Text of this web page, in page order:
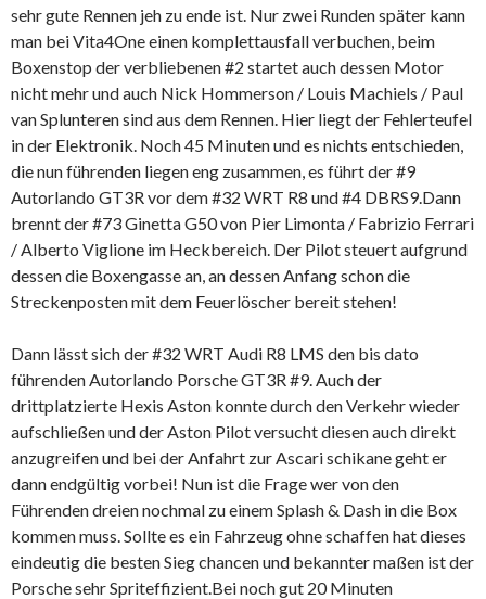
sehr gute Rennen jeh zu ende ist. Nur zwei Runden später kann
man bei Vita4One einen komplettausfall verbuchen, beim
Boxenstop der verbliebenen #2 startet auch dessen Motor
nicht mehr und auch Nick Hommerson / Louis Machiels / Paul
van Splunteren sind aus dem Rennen. Hier liegt der Fehlerteufel
in der Elektronik. Noch 45 Minuten und es nichts entschieden,
die nun führenden liegen eng zusammen, es führt der #9
Autorlando GT3R vor dem #32 WRT R8 und #4 DBRS9.Dann
brennt der #73 Ginetta G50 von Pier Limonta / Fabrizio Ferrari
/ Alberto Viglione im Heckbereich. Der Pilot steuert aufgrund
dessen die Boxengasse an, an dessen Anfang schon die
Streckenposten mit dem Feuerlöscher bereit stehen!
Dann lässt sich der #32 WRT Audi R8 LMS den bis dato
führenden Autorlando Porsche GT3R #9. Auch der
drittplatzierte Hexis Aston konnte durch den Verkehr wieder
aufschließen und der Aston Pilot versucht diesen auch direkt
anzugreifen und bei der Anfahrt zur Ascari schikane geht er
dann endgültig vorbei! Nun ist die Frage wer von den
Führenden dreien nochmal zu einem Splash & Dash in die Box
kommen muss. Sollte es ein Fahrzeug ohne schaffen hat dieses
eindeutig die besten Sieg chancen und bekannter maßen ist der
Porsche sehr Spriteffizient.Bei noch gut 20 Minuten